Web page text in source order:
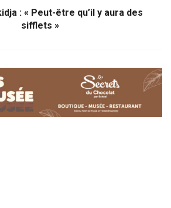
: « Peut-être qu’il y aura des
sifflets »